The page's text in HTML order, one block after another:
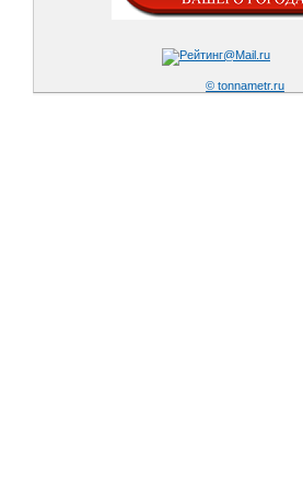
© tonnametr.ru